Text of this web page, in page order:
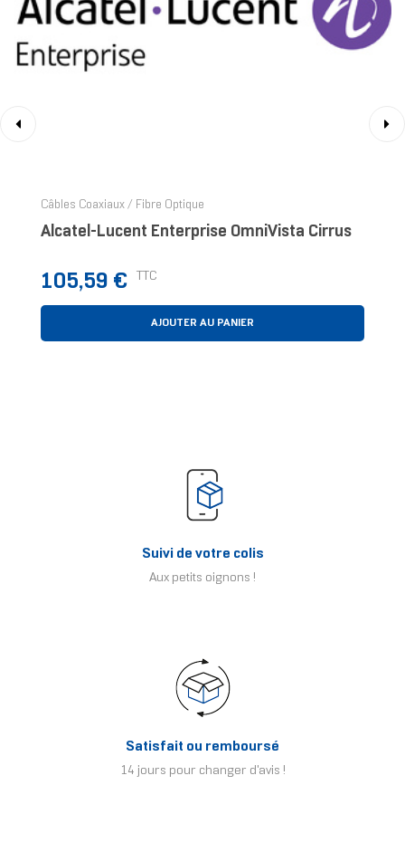
Câbles Coaxiaux / Fibre Optique
Alcatel-Lucent Enterprise OmniVista Cirrus
Prix
105,59 € TTC
AJOUTER AU PANIER
Suivi de votre colis
Aux petits oignons !
Satisfait ou remboursé
14 jours pour changer d'avis !